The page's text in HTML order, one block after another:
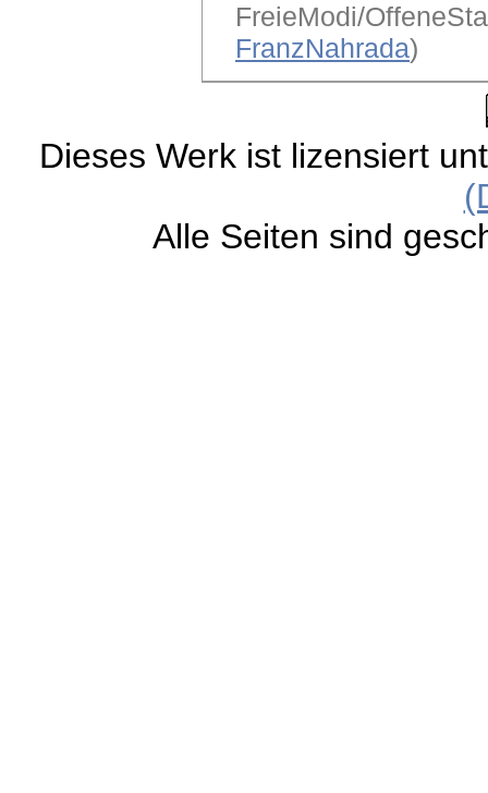
FreieModi/
FranzNahrada)
Dieses Werk ist lizensiert
Alle Seiten sind